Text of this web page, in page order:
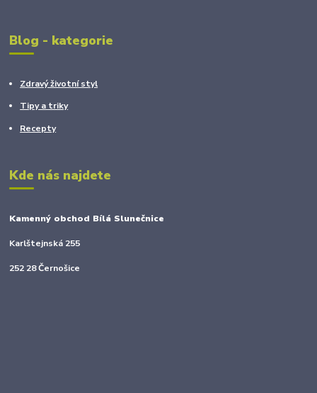
Blog - kategorie
Zdravý životní styl
Tipy a triky
Recepty
Kde nás najdete
Kamenný obchod Bílá Slunečnice
Karlštejnská 255
252 28 Černošice